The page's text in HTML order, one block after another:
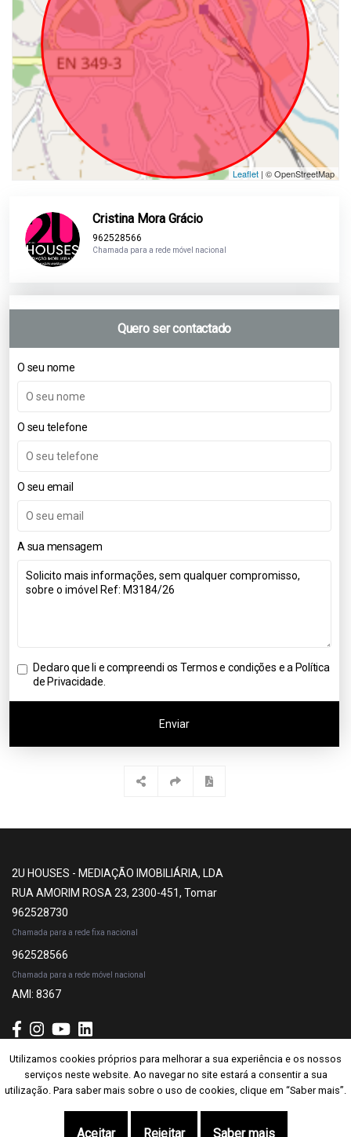
Utilizamos cookies próprios para melhorar a sua experiência e os nossos
serviços neste website. Ao navegar no site estará a consentir a sua
utilização. Para saber mais sobre o uso de cookies, clique em “Saber mais”.
Aceitar Rejeitar Saber mais
Leaflet | © OpenStreetMap
Cristina Mora Grácio
962528566
Chamada para a rede móvel nacional
Quero ser contactado
O seu nome
O seu telefone
O seu email
A sua mensagem
Declaro que li e compreendi os Termos e condições e a Política
de Privacidade
Enviar
2U HOUSES - MEDIAÇÃO IMOBILIÁRIA, LDA
RUA AMORIM ROSA 23, 2300-451, Tomar
962528730
Chamada para a rede fixa nacional
962528566
Chamada para a rede móvel nacional
AMI: 8367
Subscrever
Utilizamos cookies próprios para melhorar a sua experiência e os nossos
serviços neste website. Ao navegar no site estará a consentir a sua
utilização. Para saber mais sobre o uso de cookies, clique em “Saber mais”.
Aceitar Rejeitar Saber mais